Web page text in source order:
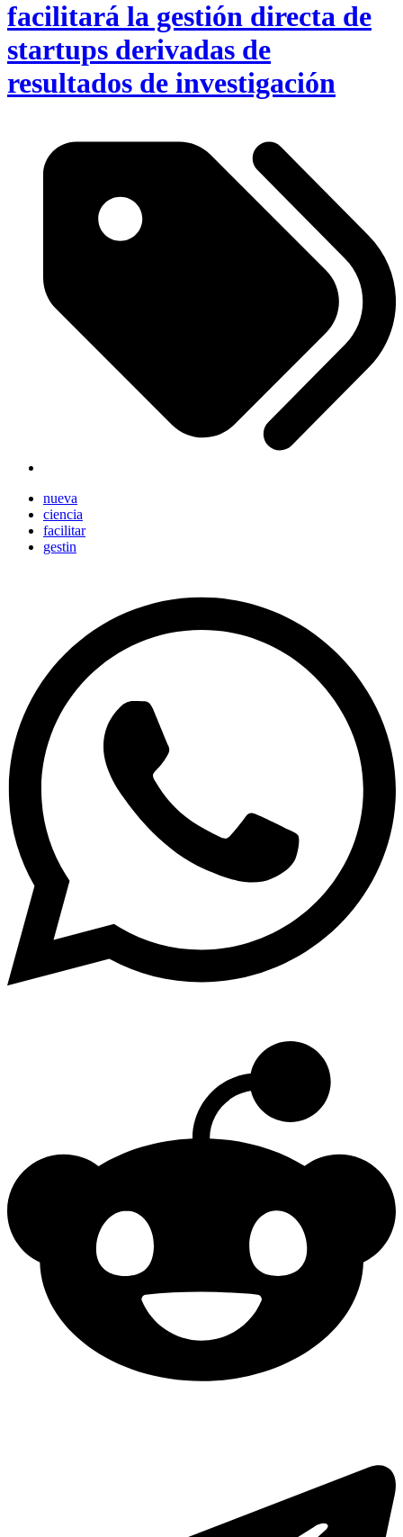
facilitará la gestión directa de
startups derivadas de
resultados de investigación
nueva
ciencia
facilitar
gestin